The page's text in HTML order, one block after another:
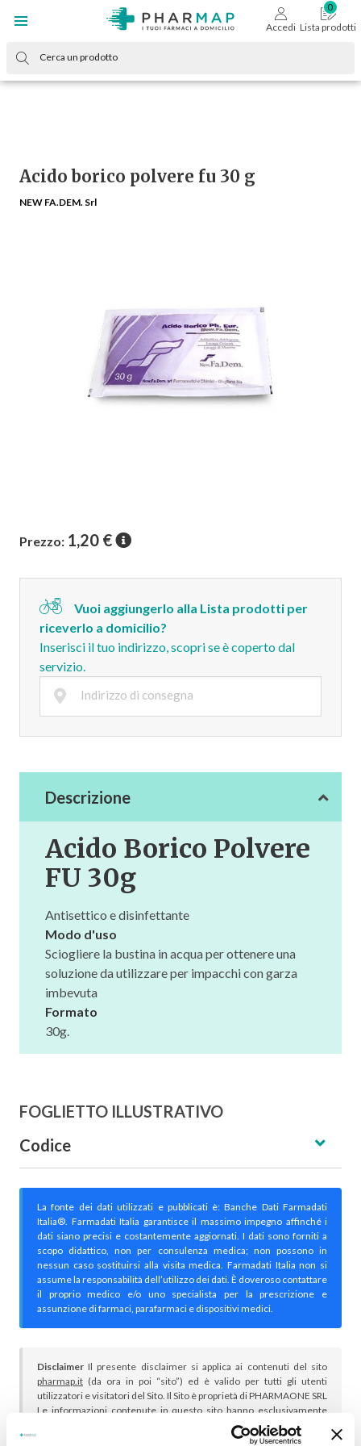
Accedi Lista prodotti
Acido borico polvere fu 30 g
NEW FA.DEM. Srl
Prezzo: 1,20 €
Vuoi aggiungerlo alla Lista prodotti per
riceverlo a domicilio?
Inserisci il tuo indirizzo, scopri se è coperto dal
servizio.
Descrizione
Acido Borico Polvere
FU 30g
Antisettico e disinfettante
Modo d'uso
Sciogliere la bustina in acqua per ottenere una
soluzione da utilizzare per impacchi con garza
imbevuta
Formato
30g.
FOGLIETTO ILLUSTRATIVO
Codice
La fonte dei dati utilizzati e pubblicati è: Banche Dati Farmadati
Italia®. Farmadati Italia garantisce il massimo impegno affinché i
dati siano precisi e costantemente aggiornati. I dati sono forniti a
scopo didattico, non per consulenza medica; non possono in
nessun caso sostituirsi alla visita medica. Farmadati Italia non si
assume la responsabilità dell’utilizzo dei dati. È doveroso contattare
il proprio medico e/o uno specialista per la prescrizione e
assunzione di farmaci, parafarmaci e dispositivi medici.
Disclaimer Il presente disclaimer si applica ai contenuti del sito
pharmap.it (da ora in poi “sito”) ed è valido per tutti gli utenti
utilizzatori e visitatori del Sito. Il Sito è proprietà di PHARMAONE SRL
Le informazioni contenute in questo sito hanno esclusivamente
scopo informativo, possono essere modificate o rimosse in
qualsiasi momento, e comunque in nessun caso possono costituire